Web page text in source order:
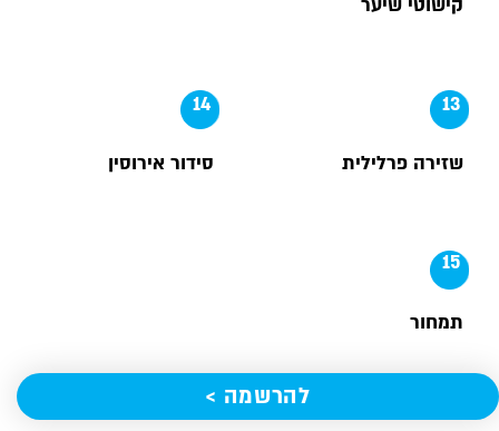
שזירה פרלילית סידור אירוסין
תמחור
להרשמה >